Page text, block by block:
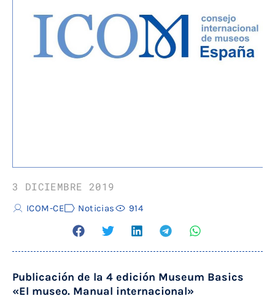
3 DICIEMBRE 2019
ICOM-CE Noticias 914
Publicación de la 4 edición Museum Basics
«El museo. Manual internacional»